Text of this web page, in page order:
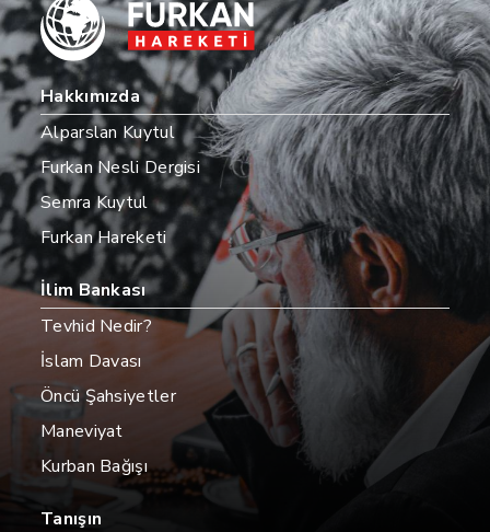
Hakkımızda
Alparslan Kuytul
Furkan Nesli Dergisi
Semra Kuytul
Furkan Hareketi
İlim Bankası
Tevhid Nedir?
İslam Davası
Öncü Şahsiyetler
Maneviyat
Kurban Bağışı
Tanışın